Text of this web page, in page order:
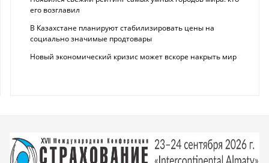
его возглавил
В Казахстане планируют стабилизировать цены на
социально значимые продтовары
Новый экономический кризис может вскоре накрыть мир